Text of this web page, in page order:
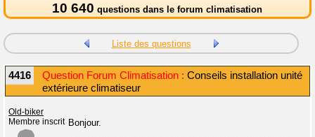
10 640 questions dans le forum climatisation
Liste des questions
4416 Question Forum Climatisation : Conseils installation unité
extérieure climatiseur
Old-biker
Membre inscrit Bonjour.